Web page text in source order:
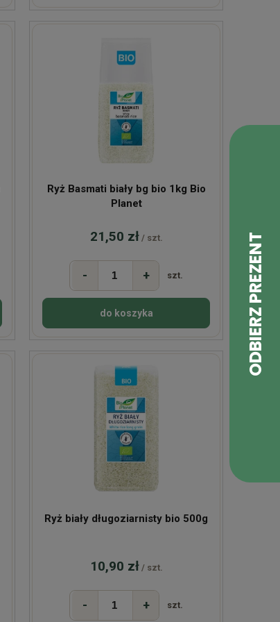
Ryż Basmati biały bg bio 1kg Bio
Planet
21,50 zł / szt.
- + szt.
do koszyka
Ryż biały długoziarnisty bio 500g
10,90 zł / szt.
- + szt.